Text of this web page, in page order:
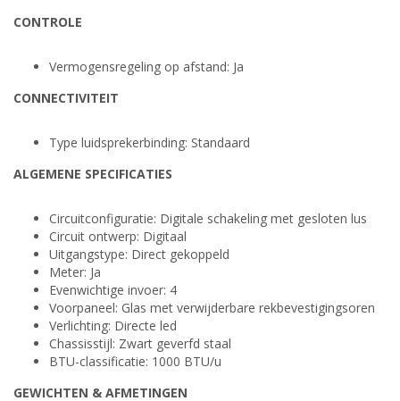
CONTROLE
Vermogensregeling op afstand: Ja
CONNECTIVITEIT
Type luidsprekerbinding: Standaard
ALGEMENE SPECIFICATIES
Circuitconfiguratie: Digitale schakeling met gesloten lus
Circuit ontwerp: Digitaal
Uitgangstype: Direct gekoppeld
Meter: Ja
Evenwichtige invoer: 4
Voorpaneel: Glas met verwijderbare rekbevestigingsoren
Verlichting: Directe led
Chassisstijl: Zwart geverfd staal
BTU-classificatie: 1000 BTU/u
GEWICHTEN & AFMETINGEN